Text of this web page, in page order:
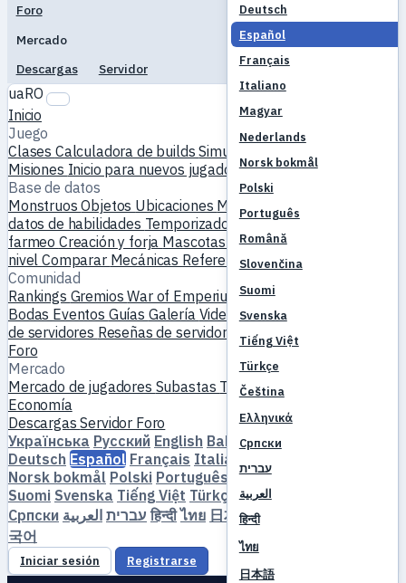
Deutsch
Español
Français
Italiano
Magyar
Nederlands
Norsk bokmål
Polski
Português
Română
Slovenčina
Suomi
Svenska
Tiếng Việt
Türkçe
Čeština
Ελληνικά
Српски
עברית
العربية
हिन्दी
ไทย
日本語
Foro
Mercado
Descargas
Servidor
uaRO
Inicio
Juego
Clases Calculadora de buildsSimulador de habilidades
Misiones Inicio para nuevos jugadores
Base de datos
MonstruosObjetos Ubicaciones Mapa mundial
datos de habilidades Temporizadores de MVP
farmeo Creación y forja Mascotas Homúnculos
nivelComparar Mecánicas Referencias
Comunidad
Rankings GremiosWar of EmperiumPerfiles de jugadores
Bodas Eventos Guías Galería VideosBlogsClubes
de servidores Reseñas de servidores
Socios
Foro
Mercado
Mercado de jugadores Subastas Tendencias de precios
Economía
DescargasServidor Foro
Українська Русский English Bahasa Indonesia
Deutsch Español Français Italiano
Norsk bokmål Polski Português Română
Suomi Svenska Tiếng Việt Türkçe Čeština
Српски
עברית العربية हिन्दी ไทย 日本語 简体中文
국어
Iniciar sesión Registrarse